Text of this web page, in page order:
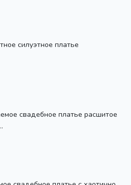
силуэтное платье
свадебное платье расшитое